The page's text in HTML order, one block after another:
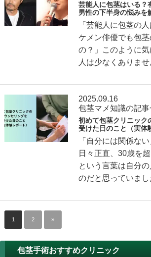
芸能人に包茎はいる？
男性の下半身の悩みを
「芸能人に包茎の
ケメン俳優でも包
の？」このように
人は少なくありま
2025.09.16
包茎マメ知識の記事
初めて包茎クリニック
受けた日のこと（実体
「自分には関係な
日々正直、30歳を
という言葉は自分
のだと思っていま
1 2 »
包茎手術おすすめクリニック